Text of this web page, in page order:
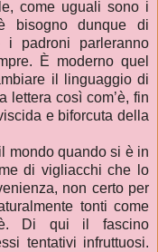
come uguali sono i
bisogno dunque di
padroni parleranno
È moderno quel
il linguaggio di
lettera così com’è, fin
e biforcuta della
mondo quando si è in
di vigliacchi che lo
non certo per
tonti come
Di qui il fascino
tentativi infruttuosi.